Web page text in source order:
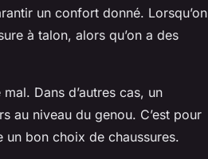
un confort donné. Lorsqu’on
à talon, alors qu’on a des
Dans d’autres cas, un
au niveau du genou. C’est pour
un bon choix de chaussures.